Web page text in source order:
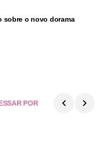
sobre o novo dorama
POR